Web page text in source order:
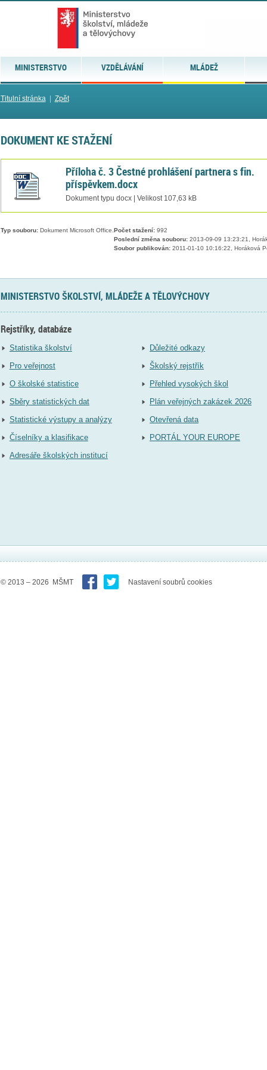
MINISTERSTVO VZDĚLÁVÁNÍ MLÁDEŽ
Titulní stránka| Zpět
DOKUMENT KE STAŽENÍ
Příloha č. 3 Čestné prohlášení partnera s fin.
příspěvkem.docx
Dokument typu docx | Velikost 107,63 kB
Typ souboru:Dokument Microsoft Office. Počet stažení:992
Poslední změna souboru:2013-09-09 13:23:21,
Soubor publikován:2011-01-10 10:16:22, Horáková
MINISTERSTVO ŠKOLSTVÍ, MLÁDEŽE A TĚLOVÝCHOVY
Rejstříky, databáze
Statistika školství
Pro veřejnost
O školské statistice
Sběry statistických dat
Statistické výstupy a analýzy
Číselníky a klasifikace
Adresáře školských institucí
Důležité odkazy
Školský rejstřík
Přehled vysokých škol
Plán veřejných zakázek 2026
Otevřená data
PORTÁL YOUR EUROPE
© 2013 – 2026 MŠMT Nastavení soubrů cookies